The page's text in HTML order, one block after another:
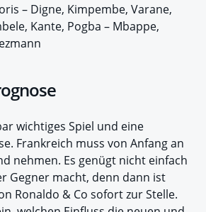
– Digne, Kimpembe, Varane,
Kante, Pogba – Mbappe,
wichtiges Spiel und eine
Frankreich muss von Anfang an
nehmen. Es genügt nicht einfach
Gegner macht, denn dann ist
Ronaldo & Co sofort zur Stelle.